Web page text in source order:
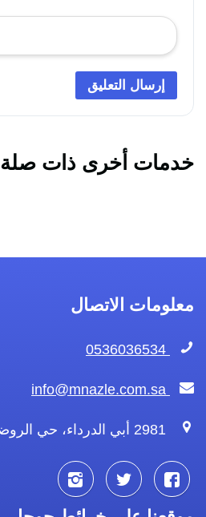
خدمات أخرى ذات صلة
معلومات الاتصال
تابعنا تابعنا تابعنا